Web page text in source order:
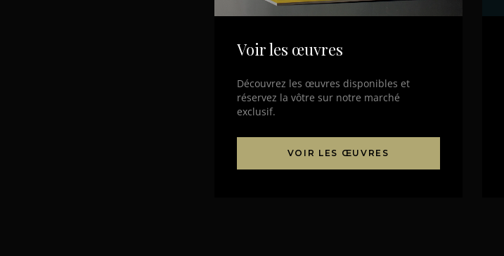
Voir les œuvres
Découvrez les œuvres disponibles et
réservez la vôtre sur notre marché
exclusif.
VOIR LES ŒUVRES